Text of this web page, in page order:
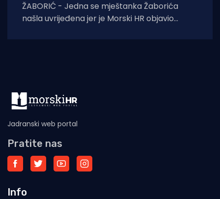
ŽABORIĆ - Jedna se mještanka Žaborića
našla uvrijeđena jer je Morski HR objavio
Jadranski web portal
Pratite nas
Info